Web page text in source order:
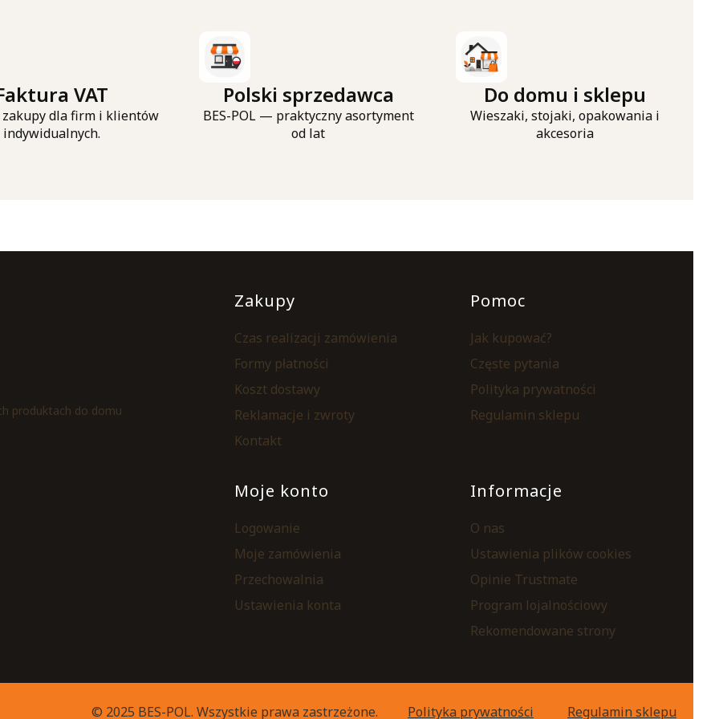
VAT
zakupy dla firm i klientów
indywidualnych.
Polski sprzedawca
BES-POL — praktyczny asortyment
od lat
Do domu i sklepu
Wieszaki, stojaki, opakowania i
akcesoria
produktach do domu
Linki w stopce
Zakupy
Czas realizacji zamówienia
Formy płatności
Koszt dostawy
Reklamacje i zwroty
Kontakt
Pomoc
Jak kupować?
Częste pytania
Polityka prywatności
Regulamin sklepu
Moje konto
Logowanie
Moje zamówienia
Przechowalnia
Ustawienia konta
Informacje
O nas
Ustawienia plików cookies
Opinie Trustmate
Program lojalnościowy
Rekomendowane strony
© 2025 BES-POL. Wszystkie prawa zastrzeżone. Polityka prywatności Regulamin sklepu